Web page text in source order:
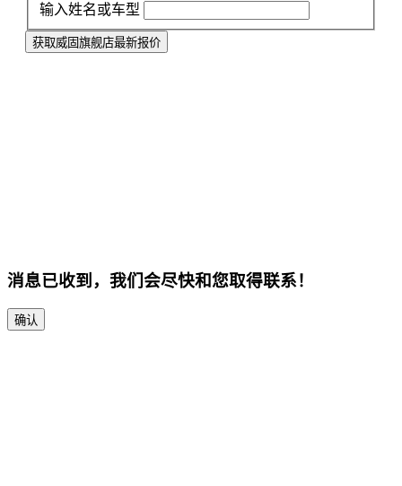
输入姓名或车型
获取威固旗舰店最新报价
消息已收到，我们会尽快和您取得联系！
确认